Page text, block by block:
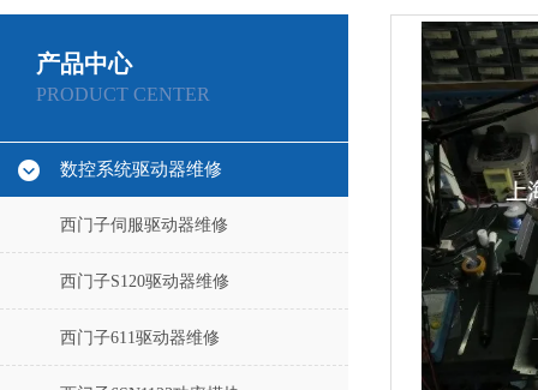
产品中心
PRODUCT CENTER
数控系统驱动器维修
西门子伺服驱动器维修
西门子S120驱动器维修
西门子611驱动器维修